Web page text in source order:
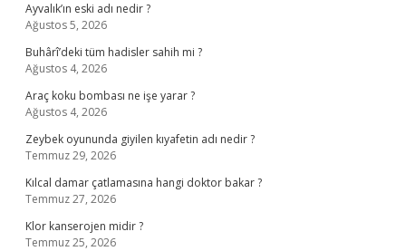
Ayvalık’ın eski adı nedir ?
Ağustos 5, 2026
Buhârî’deki tüm hadisler sahih mi ?
Ağustos 4, 2026
Araç koku bombası ne işe yarar ?
Ağustos 4, 2026
Zeybek oyununda giyilen kıyafetin adı nedir ?
Temmuz 29, 2026
Kılcal damar çatlamasına hangi doktor bakar ?
Temmuz 27, 2026
Klor kanserojen midir ?
Temmuz 25, 2026